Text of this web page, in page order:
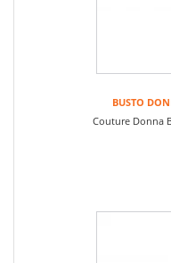
BUSTO
Couture Donna